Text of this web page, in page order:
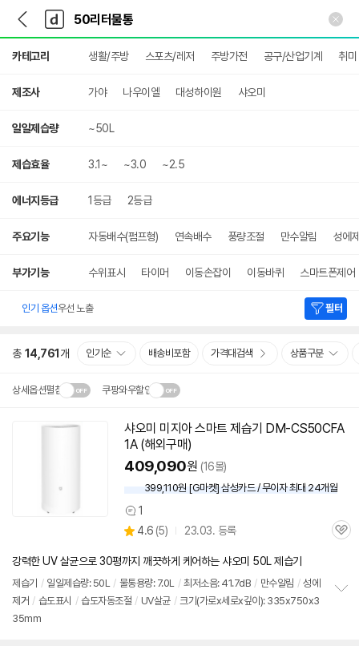
다
나
와
가
기
다
와
메
인
카테고리 생활/주방 스포츠/레저 주방가전 공구/산업기계 취미
제조사 가야 나우이엘 대성하이원 샤오미
일일제습량 ~50L
제습효율 3.1~ ~3.0 ~2.5
에너지등급 1등급 2등급
주요기능 자동배수(펌프형) 연속배수 풍량조절 만수알림 성에
부가기능 수위표시 타이머 이동손잡이 이동바퀴 스마트폰제어
인기 옵션우선 노출 필터
총 14,761 개 인기순 배송비포함 가격대검색 상품구분
상세옵션펼침 쿠팡와우할인
설치 환경·지역에 따라
배송·설치비가 달라집니다.닫
기
샤오미 미지아 스마트 제습기 DM-CS50CFA
1A (해외구매)
409,090원 (16몰)
399,110원 [G마켓] 삼성카드 / 무이자 최대 24개월
상
품
견
1
별
점
4.6 (상
리
뷰
5) 23.03. 등록
관
강력한 UV 살균으로 30평까지 깨끗하게 케어하는 샤오미 50L 제습기
제습기 / 일일제습량: 50L / 물통용량: 7.0L / 최저소음: 41.7dB / 만수알림 / 성에
제거 / 습도표시 / 습도자동조절 / UV살균 / 크기(가로x세로x깊이): 335x750x3
35mm